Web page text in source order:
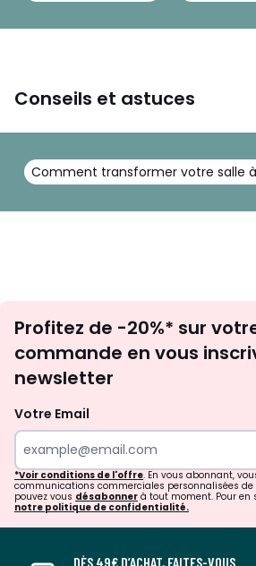
Conseils et astuces
Comment transformer votre salle
Profitez de -20%* sur
commande en vous
newsletter
Votre Email
*Voir conditions de l'offre. En vous abonnant,
communications commerciales personnalisées de
pouvez vous désabonner à tout moment. Pour en
notre politique de confidentialité.
DÈS 49€ D’ACHAT, FAITES-VOUS